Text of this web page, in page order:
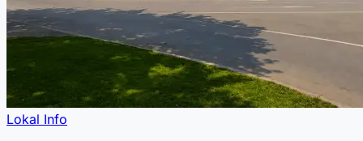
Lokal Info